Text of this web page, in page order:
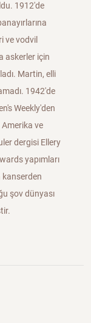
1912'de
ve vodvil
askerler için
Martin, elli
1942'de
Weekly'den
ve
dergisi Ellery
yapımları
kanserden
şov dünyası